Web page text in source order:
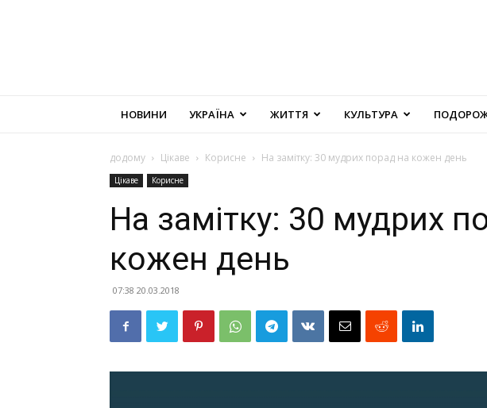
НОВИНИ УКРАЇНА ЖИТТЯ КУЛЬТУРА
додому Цікаве Корисне На замітку: 30 мудрих порад на кожен день
Цікаве Корисне
На замітку: 30 мудрих
кожен день
07:38 20.03.2018